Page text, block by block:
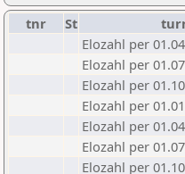
tnr St
Elozahl per
Elozahl per
Elozahl per
Elozahl per
Elozahl per
Elozahl per
Elozahl per